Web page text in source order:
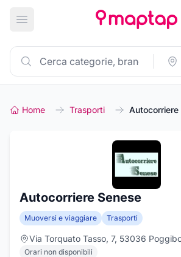
Apri menu principale
Home Trasporti Autocorriere
Autocorriere Senese
Muoversi e viaggiare Trasporti
Via Torquato Tasso, 7, 53036
Orari non disponibili